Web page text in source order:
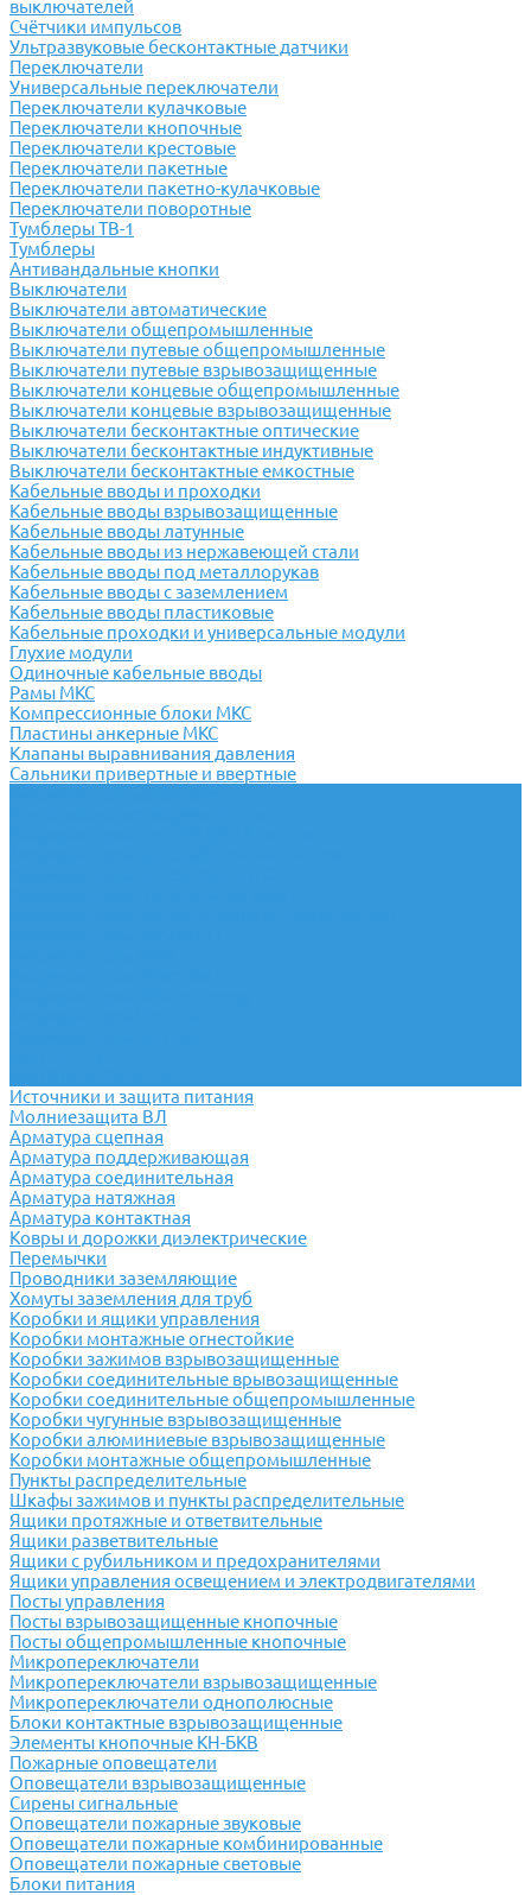
выключателей
Счётчики импульсов
Ультразвуковые бесконтактные датчики
Переключатели
Универсальные переключатели
Переключатели кулачковые
Переключатели кнопочные
Переключатели крестовые
Переключатели пакетные
Переключатели пакетно-кулачковые
Переключатели поворотные
Тумблеры ТВ-1
Тумблеры
Антивандальные кнопки
Выключатели
Выключатели автоматические
Выключатели общепромышленные
Выключатели путевые общепромышленные
Выключатели путевые взрывозащищенные
Выключатели концевые общепромышленные
Выключатели концевые взрывозащищенные
Выключатели бесконтактные оптические
Выключатели бесконтактные индуктивные
Выключатели бесконтактные емкостные
Кабельные вводы и проходки
Кабельные вводы взрывозащищенные
Кабельные вводы латунные
Кабельные вводы из нержавеющей стали
Кабельные вводы под металлорукав
Кабельные вводы с заземлением
Кабельные вводы пластиковые
Кабельные проходки и универсальные модули
Глухие модули
Одиночные кабельные вводы
Рамы МКС
Компрессионные блоки МКС
Пластины анкерные МКС
Клапаны выравнивания давления
Сальники привертные и ввертные
Источники и защита питания
Молниезащита ВЛ
Арматура сцепная
Арматура поддерживающая
Арматура соединительная
Арматура натяжная
Арматура контактная
Ковры и дорожки диэлектрические
Перемычки
Проводники заземляющие
Хомуты заземления для труб
Коробки и ящики управления
Коробки монтажные огнестойкие
Коробки зажимов взрывозащищенные
Коробки соединительные врывозащищенные
Коробки соединительные общепромышленные
Коробки чугунные взрывозащищенные
Коробки алюминиевые взрывозащищенные
Коробки монтажные общепромышленные
Пункты распределительные
Шкафы зажимов и пункты распределительные
Ящики протяжные и ответвительные
Ящики разветвительные
Ящики с рубильником и предохранителями
Ящики управления освещением и электродвигателями
Посты управления
Посты взрывозащищенные кнопочные
Посты общепромышленные кнопочные
Микропереключатели
Микропереключатели взрывозащищенные
Микропереключатели однополюсные
Блоки контактные взрывозащищенные
Элементы кнопочные КН-БКВ
Пожарные оповещатели
Оповещатели взрывозащищенные
Сирены сигнальные
Оповещатели пожарные звуковые
Оповещатели пожарные комбинированные
Оповещатели пожарные световые
Блоки питания